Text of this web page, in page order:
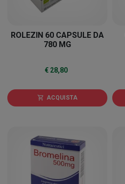
ROLEZIN 60 CAPSULE DA
780 MG
€ 28,80
shopping_cart ACQUISTA